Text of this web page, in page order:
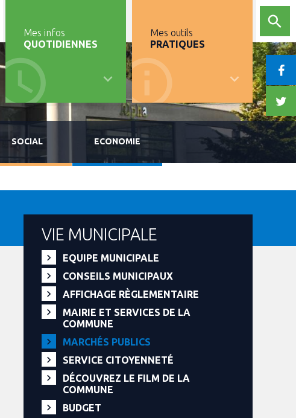
Mes infos
QUOTIDIENNES
Mes outils
PRATIQUES
SOCIAL ECONOMIE
VIE MUNICIPALE
EQUIPE MUNICIPALE
CONSEILS MUNICIPAUX
AFFICHAGE RÈGLEMENTAIRE
MAIRIE ET SERVICES DE LA
COMMUNE
MARCHÉS PUBLICS
SERVICE CITOYENNETÉ
DÉCOUVREZ LE FILM DE LA
COMMUNE
BUDGET